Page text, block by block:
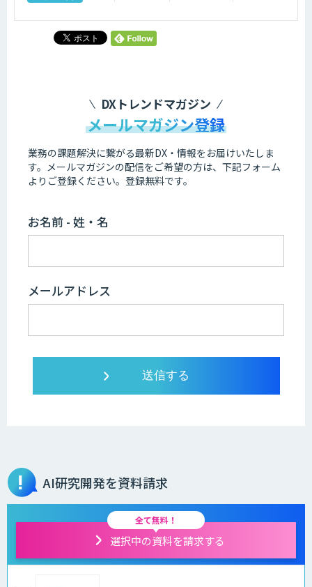
DXトレンドマガジン
メールマガジン登録
業務の課題解決に繋がる最新DX・情報をお届けいたしま
す。 メールマガジンの配信をご希望の方は、下記フォーム
よりご登録ください。登録無料です。
お名前 - 姓・名
メールアドレス
AI研究開発を資料請求
全て無料！
選択中の資料を請求する